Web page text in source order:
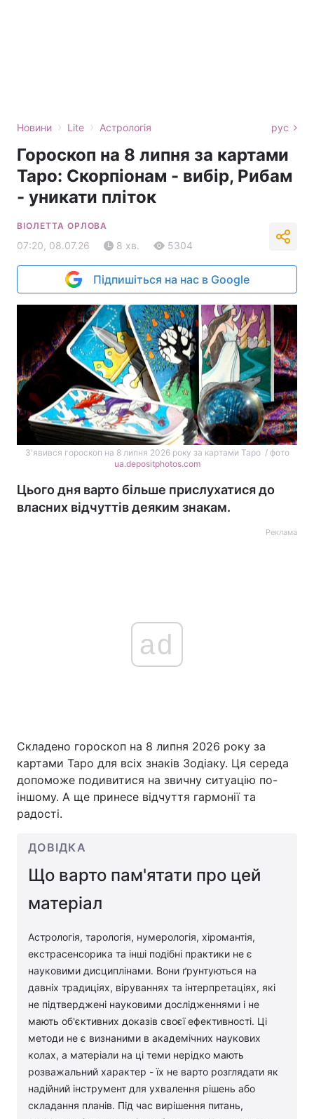
Новини › Lite › Астрологія рус
Гороскоп на 8 липня за картами
Таро: Скорпіонам - вибір, Рибам
- уникати пліток
ВІОЛЕТТА ОРЛОВА
07:20, 08.07.26 8 хв. 5304
Підпишіться на нас в Google
З'явився гороскоп на 8 липня 2026 року за картами Таро / фото
ua.depositphotos.com
Цього дня варто більше прислухатися до
власних відчуттів деяким знакам.
Реклама
ad
Складено гороскоп на 8 липня 2026 року за
картами Таро для всіх знаків Зодіаку. Ця середа
допоможе подивитися на звичну ситуацію по-
іншому. А ще принесе відчуття гармонії та
радості.
ДОВІДКА
Що варто пам'ятати про цей
матеріал
Астрологія, тарологія, нумерологія, хіромантія,
екстрасенсорика та інші подібні практики не є
науковими дисциплінами. Вони ґрунтуються на
давніх традиціях, віруваннях та інтерпретаціях, які
не підтверджені науковими дослідженнями і не
мають об'єктивних доказів своєї ефективності. Ці
методи не є визнаними в академічних наукових
колах, а матеріали на ці теми нерідко мають
розважальний характер - їх не варто розглядати як
надійний інструмент для ухвалення рішень або
складання планів. Під час вирішення питань,